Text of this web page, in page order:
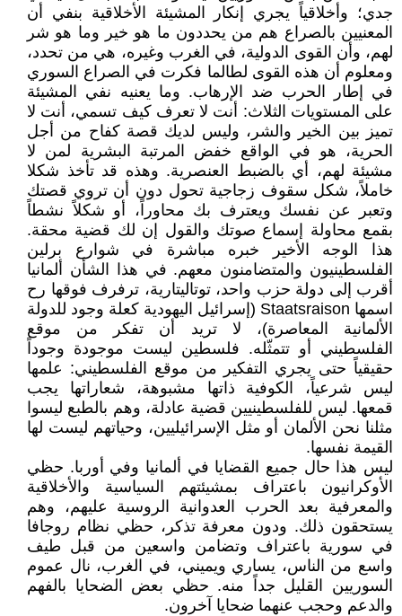
جدي؛ وأخلاقياً يجري إنكار المشيئة الأخلاقية بنفي أن
المعنيين بالصراع هم من يحددون ما هو خير وما هو شر
لهم، وأن القوى الدولية، في الغرب وغيره، هي من تحدد،
ومعلوم أن هذه القوى لطالما فكرت في الصراع السوري
في إطار الحرب ضد الإرهاب. وما يعنيه نفي المشيئة
على المستويات الثلاث: أنت لا تعرف كيف تسمي، أنت لا
تميز بين الخير والشر، وليس لديك قصة كفاح من أجل
الحرية، هو في الواقع خفض المرتبة البشرية لمن لا
مشيئة لهم، أي بالضبط العنصرية. وهذه قد تأخذ شكلا
خاملاً، شكل سقوف زجاجية تحول دون أن تروي قصتك
وتعبر عن نفسك ويعترف بك محاوراً، أو شكلاً نشطاً
بقمع محاولة إسماع صوتك والقول إن لك قضية محقة.
هذا الوجه الأخير خبره مباشرة في شوارع برلين
الفلسطينيون والمتضامنون معهم. في هذا الشأن ألمانيا
أقرب إلى دولة حزب واحد، توتاليتارية، ترفرف فوقها رح
اسمها Staatsraison (إسرائيل اليهودية كعلة وجود للدولة
الألمانية المعاصرة)، لا تريد أن تفكر من موقع
الفلسطيني أو تتمثّله. فلسطين ليست موجودة وجوداً
حقيقياً حتى يجري التفكير من موقع الفلسطيني: علمها
ليس شرعياً، الكوفية ذاتها مشبوهة، شعاراتها يجب
قمعها. ليس للفلسطينيين قضية عادلة، وهم بالطبع ليسوا
مثلنا نحن الألمان أو مثل الإسرائيليين، وحياتهم ليست لها
القيمة نفسها.
ليس هذا حال جميع القضايا في ألمانيا وفي أوربا. حظي
الأوكرانيون باعتراف بمشيئتهم السياسية والأخلاقية
والمعرفية بعد الحرب العدوانية الروسية عليهم، وهم
يستحقون ذلك. ودون معرفة تذكر، حظي نظام روجافا
في سورية باعتراف وتضامن واسعين من قبل طيف
واسع من الناس، يساري ويميني، في الغرب، نال عموم
السوريين القليل جداً منه. حظي بعض الضحايا بالفهم
والدعم وحجب عنهما ضحايا آخرون.